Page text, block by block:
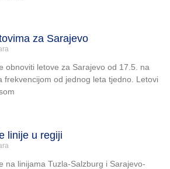
za Sarajevo
obnoviti letove za Sarajevo od 17.5. na
frekvencijom od jednog leta tjedno. Letovi
linije u regiji
na linijama Tuzla-Salzburg i Sarajevo-